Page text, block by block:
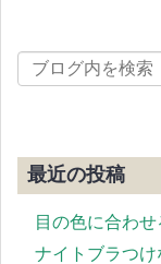
最近の投稿
目の色に合わ
ナイトブラつ